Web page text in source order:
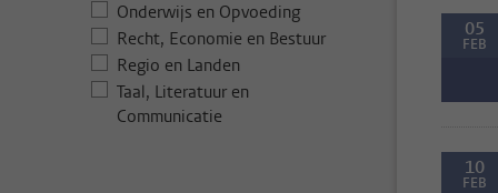
Onderwijs en Opvoeding
Recht, Economie en Bestuur
Regio en Landen
Taal, Literatuur en
Communicatie
05
FEB
10
FEB